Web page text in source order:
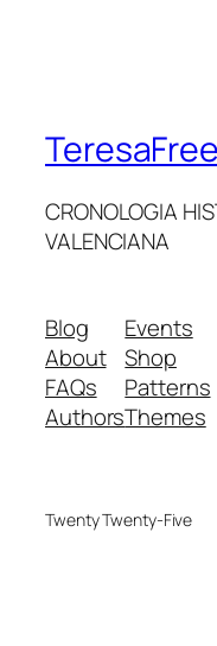
CRONOLOGIA
VALENCIANA
Blog
About
FAQs
Authors
Events
Shop
Patterns
Themes
Twenty Twenty-Five